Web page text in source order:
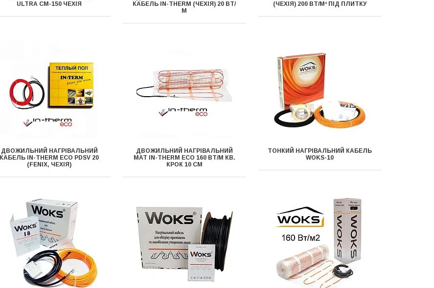
ULTRA CM-150 ЧЕХІЯ
КАБЕЛЬ IN-THERM (ЧЕХІЯ) 20 ВТ/
М
(ЧЕХІЯ) 200 ВТ/М² ПІД ПЛИТКУ
ДВОЖИЛЬНИЙ НАГРІВАЛЬНИЙ
КАБЕЛЬ IN-THERM ECO PDSV 20
(FENIX, ЧЕХІЯ)
ДВОЖИЛЬНИЙ НАГРІВАЛЬНИЙ
МАТ IN-THERM ECO 160 ВТ/М КВ.
КРОК 10 СМ
ТОНКИЙ НАГРІВАЛЬНИЙ КАБЕЛЬ
WOKS-10